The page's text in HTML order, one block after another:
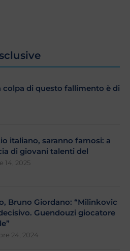
colpa di questo fallimento è di
italiano, saranno famosi: a
di giovani talenti del
14, 2025
Bruno Giordano: “Milinkovic
Guendouzi giocatore
24, 2024